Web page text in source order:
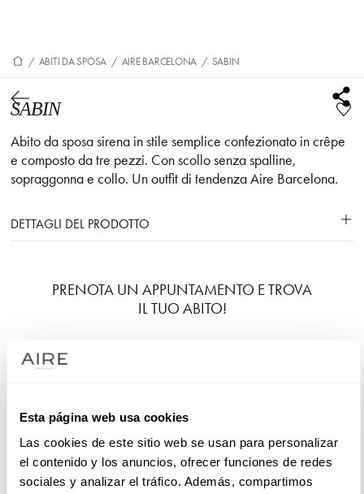
Esta página web usa cookies
Las cookies de este sitio web se usan para personalizar
el contenido y los anuncios, ofrecer funciones de redes
sociales y analizar el tráfico. Además, compartimos
/ ABITI DA SPOSA / AIRE BARCELONA / SABIN
SABIN
Abito da sposa sirena in stile semplice confezionato in crêpe
e composto da tre pezzi. Con scollo senza spalline,
sopraggonna e collo. Un outfit di tendenza Aire Barcelona.
DETTAGLI DEL PRODOTTO
PRENOTA UN APPUNTAMENTO E TROVA
IL TUO ABITO!